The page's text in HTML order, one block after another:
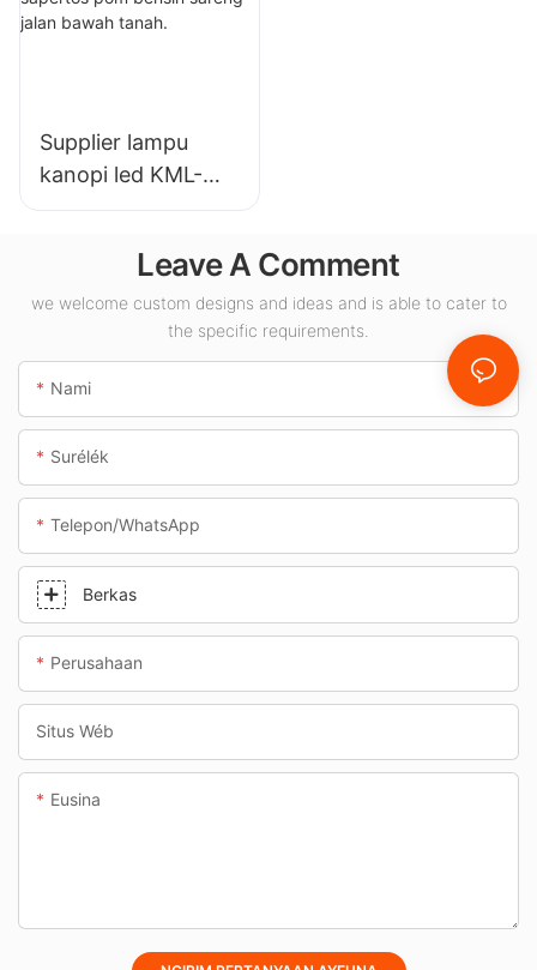
lampu jero ruangan
Supplier lampu
kanopi led KML-
CLA 100W pikeun
ruangan sapertos
pom bensin sareng
jalan bawah tanah.
Leave A Comment
we welcome custom designs and ideas and is able to cater to
the specific requirements.
Nami
Surélék
Telepon/whatsApp
Berkas
Perusahaan
Situs Wéb
Eusina